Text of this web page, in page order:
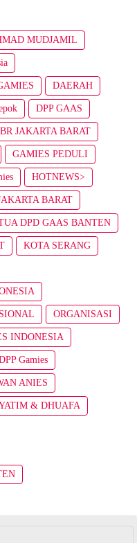
MUDJAMIL
DAERAH
DPP GAAS
JAKARTA BARAT
GAMIES PEDULI
HOTNEWS>
BARAT
DPD GAAS BANTEN
KOTA SERANG
ORGANISASI
INDONESIA
Gamies
ANIES
& DHUAFA